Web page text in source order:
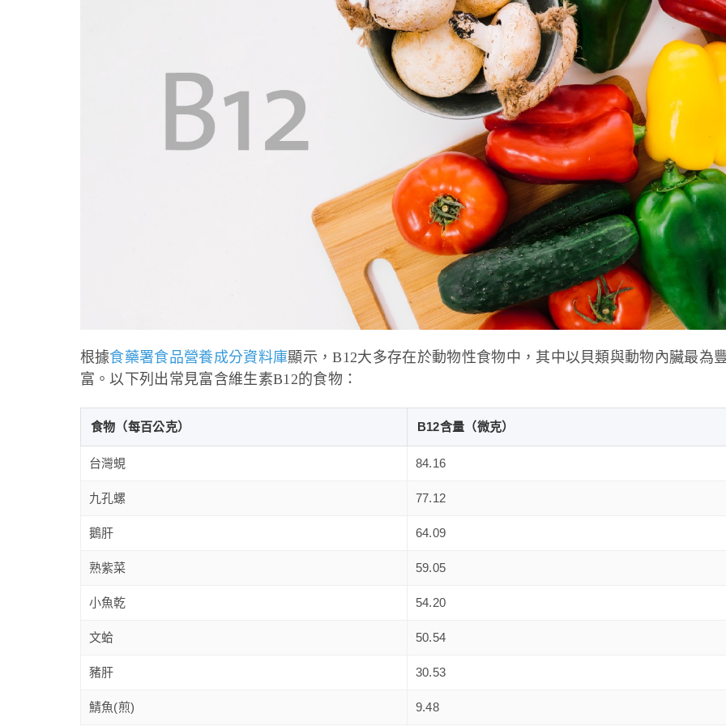
根據食藥署食品營養成分資料庫顯示，B12大多存在於動物性食物中，其中以貝類與動物內臟最為
富。以下列出常見富含維生素B12的食物：
食物（每百公克） B12含量（微克）
台灣蜆 84.16
九孔螺 77.12
鵝肝 64.09
熟紫菜 59.05
小魚乾 54.20
文蛤 50.54
豬肝 30.53
鯖魚(煎) 9.48